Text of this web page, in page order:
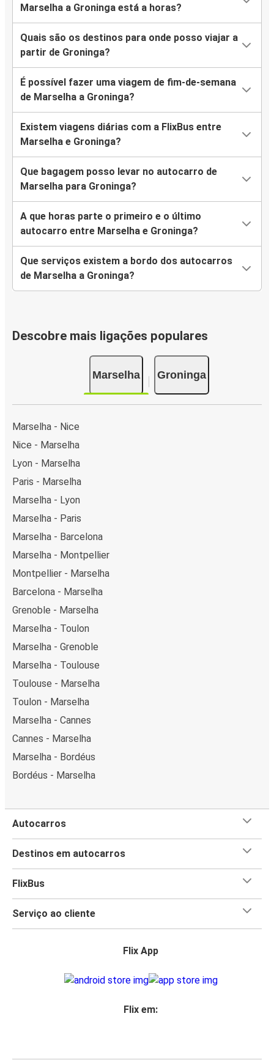
Marselha a Groninga está a horas?
Quais são os destinos para onde posso viajar a
partir de Groninga?
É possível fazer uma viagem de fim-de-semana
de Marselha a Groninga?
Existem viagens diárias com a FlixBus entre
Marselha e Groninga?
Que bagagem posso levar no autocarro de
Marselha para Groninga?
A que horas parte o primeiro e o último
autocarro entre Marselha e Groninga?
Que serviços existem a bordo dos autocarros
de Marselha a Groninga?
Descobre mais ligações populares
Marselha Groninga
Marselha - Nice
Nice - Marselha
Lyon - Marselha
Paris - Marselha
Marselha - Lyon
Marselha - Paris
Marselha - Barcelona
Marselha - Montpellier
Montpellier - Marselha
Barcelona - Marselha
Grenoble - Marselha
Marselha - Toulon
Marselha - Grenoble
Marselha - Toulouse
Toulouse - Marselha
Toulon - Marselha
Marselha - Cannes
Cannes - Marselha
Marselha - Bordéus
Bordéus - Marselha
Autocarros
Destinos em autocarros
FlixBus
Serviço ao cliente
Flix App
Flix em: